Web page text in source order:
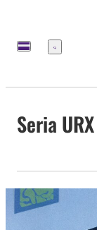
Menu
Seria URX